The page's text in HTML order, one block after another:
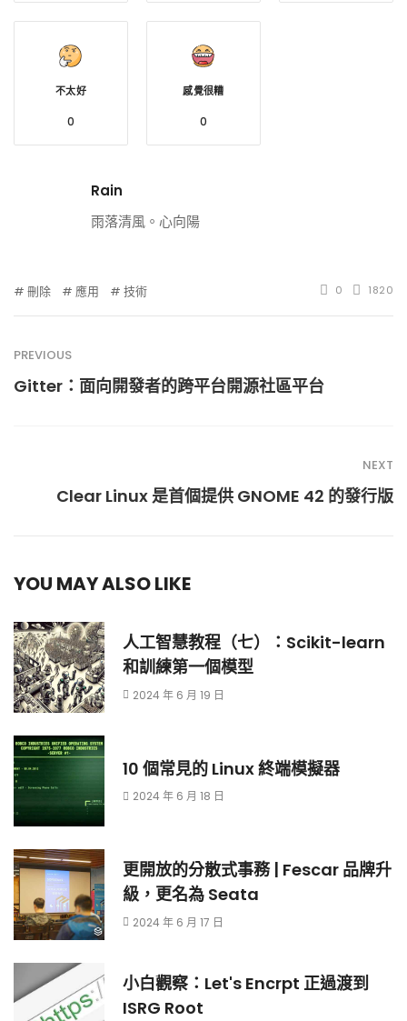
不太好
0
感覺很糟
0
Rain
雨落清風。心向陽
刪除 應用 技術 0 1820
PREVIOUS
Gitter：面向開發者的跨平台開源社區平台
NEXT
Clear Linux 是首個提供 GNOME 42 的發行版
YOU MAY ALSO LIKE
人工智慧教程（七）：Scikit-learn
和訓練第一個模型
2024 年 6 月 19 日
10 個常見的 Linux 終端模擬器
2024 年 6 月 18 日
更開放的分散式事務 | Fescar 品牌升
級，更名為 Seata
2024 年 6 月 17 日
小白觀察：Let's Encrpt 正過渡到
ISRG Root